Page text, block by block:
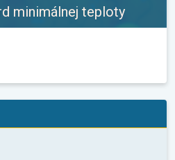
minimálnej teploty